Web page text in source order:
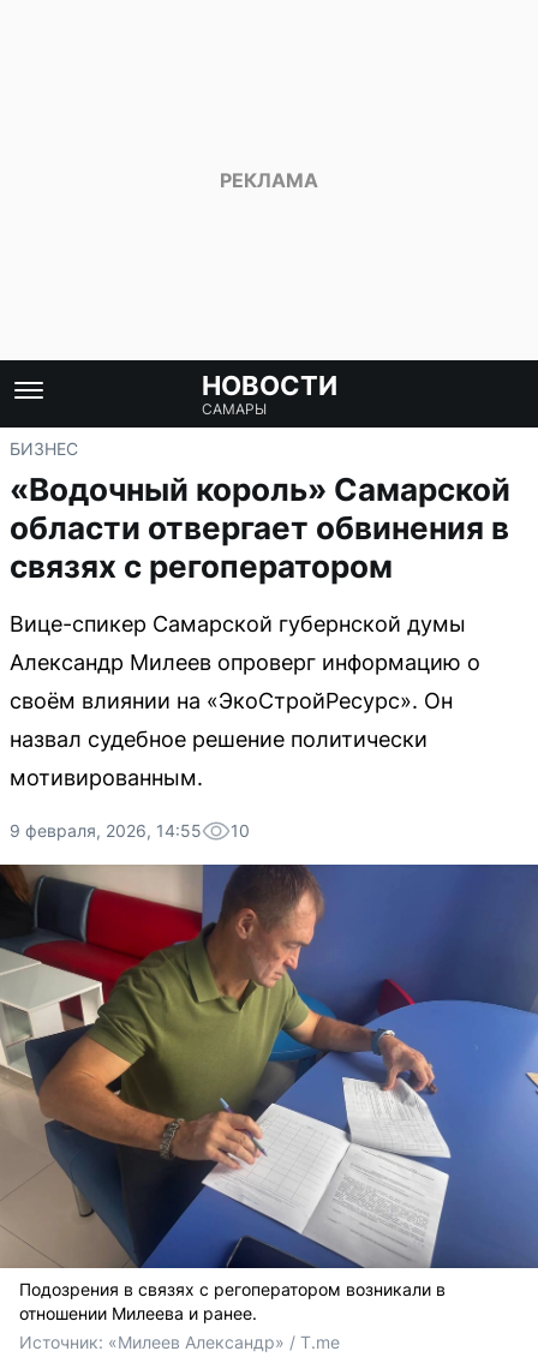
НОВОСТИ
САМАРЫ
БИЗНЕС
«Водочный король» Самарской
области отвергает обвинения в
связях с регоператором
Вице-спикер Самарской губернской думы
Александр Милеев опроверг информацию о
своём влиянии на «ЭкоСтройРесурс». Он
назвал судебное решение политически
мотивированным.
9 февраля, 2026, 14:55 10
Подозрения в связях с регоператором возникали в
отношении Милеева и ранее.
Источник: «Милеев Александр» / T.me